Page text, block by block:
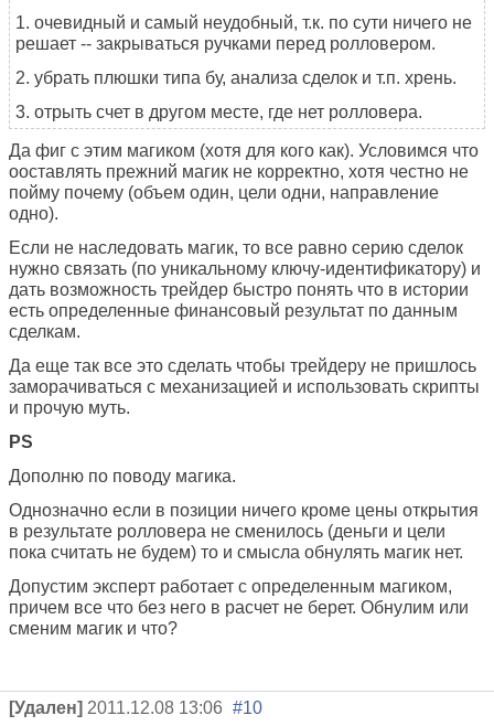
1. очевидный и самый неудобный, т.к. по сути ничего не
решает -- закрываться ручками перед ролловером.
2. убрать плюшки типа бу, анализа сделок и т.п. хрень.
3. отрыть счет в другом месте, где нет ролловера.
Да фиг с этим магиком (хотя для кого как). Условимся что
ооставлять прежний магик не корректно, хотя честно не
пойму почему (объем один, цели одни, направление
одно).
Если не наследовать магик, то все равно серию сделок
нужно связать (по уникальному ключу-идентификатору) и
дать возможность трейдер быстро понять что в истории
есть определенные финансовый результат по данным
сделкам.
Да еще так все это сделать чтобы трейдеру не пришлось
заморачиваться с механизацией и использовать скрипты
и прочую муть.
PS
Дополню по поводу магика.
Однозначно если в позиции ничего кроме цены открытия
в результате ролловера не сменилось (деньги и цели
пока считать не будем) то и смысла обнулять магик нет.
Допустим эксперт работает с определенным магиком,
причем все что без него в расчет не берет. Обнулим или
сменим магик и что?
[Удален] 2011.12.08 13:06 #10